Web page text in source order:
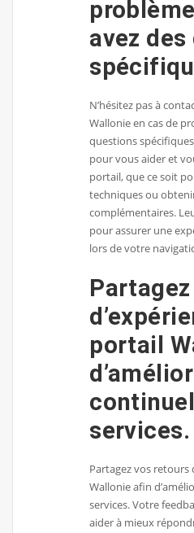
avez
N’hésitez pas à
Wallonie en cas de
questions
pour vous aider et
portail, que ce soit
techniques ou
complémentaires.
pour assurer une
lors de votre
portail
services.
Partagez vos retours
Wallonie afin
services. Votre
aider à mieux